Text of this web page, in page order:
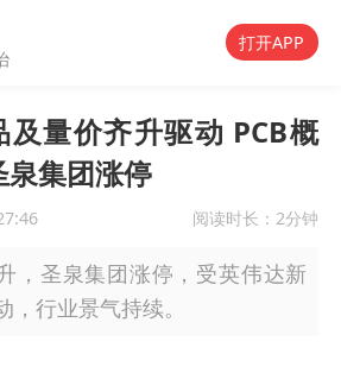
打开APP
量价齐升驱动 PCB概
集团涨停
阅读时长： 2分钟
，圣泉集团涨停，受英伟达新
行业景气持续。